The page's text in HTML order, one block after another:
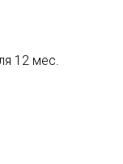
12 мес.